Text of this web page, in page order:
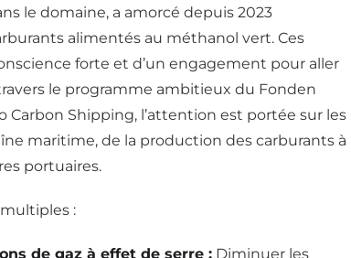
le domaine, a amorcé depuis 2023
alimentés au méthanol vert. Ces
forte et d’un engagement pour aller
le programme ambitieux du Fonden
Shipping, l’attention est portée sur les
maritime, de la production des carburants à
portuaires.
:
de gaz à effet de serre : Diminuer les